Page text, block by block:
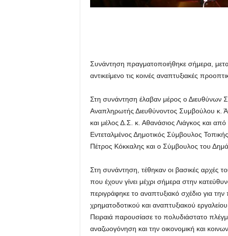
Συνάντηση πραγματοποιήθηκε σήμερα,
αντικείμενο τις κοινές αναπτυξιακές
Στη συνάντηση έλαβαν μέρος ο
Αναπληρωτής Διευθύνοντος Συμβούλου κ.
και μέλος Δ.Σ. κ. Αθανάσιος Λιάγκος και
Εντεταλμένος Δημοτικός Σύμβουλος
Πέτρος Κόκκαλης και ο Σύμβουλος του
Στη συνάντηση, τέθηκαν οι βασικές αρχές
που έχουν γίνει μέχρι σήμερα στην
περιγράφηκε το αναπτυξιακό σχέδιο για
χρηματοδοτικού και αναπτυξιακού
Πειραιά παρουσίασε το πολυδιάστατο
αναζωογόνηση και την οικονομική και